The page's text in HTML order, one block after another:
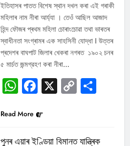
ইতিহাসৰ পাতত বিশেষ স্থান দখল কৰা এই গৰাকী
মহিলাৰ নাম নীৰা আৰ্য্যা । তেওঁ আছিল আজাদ
হিন্দ ফৌজৰ প্ৰথম মহিলা চোৰাংচোৱা তথা ভাৰতৰ
স্বাধীনতা সংগ্ৰামৰ এক সাহসিনী যোদ্ধা I উত্তৰ
প্ৰদেশৰ বাঘপাট জিলাৰ খেকৰা নগৰত ১৯০২ চনৰ
৫ মাৰ্চত জন্মগ্রহণ কৰা নীৰা…
WhatsApp
Facebook
X Copy
Read More
পুনৰ এয়াৰ ইণ্ডিয়া বিমানত যান্ত্ৰিক